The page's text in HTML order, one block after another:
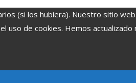
(si los hubiera). Nuestro sitio
uso de cookies. Hemos actualizado